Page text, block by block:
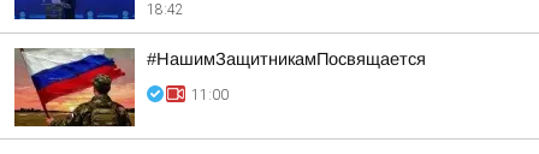
18:42
#НашимЗащитникамПосвящается
11:00